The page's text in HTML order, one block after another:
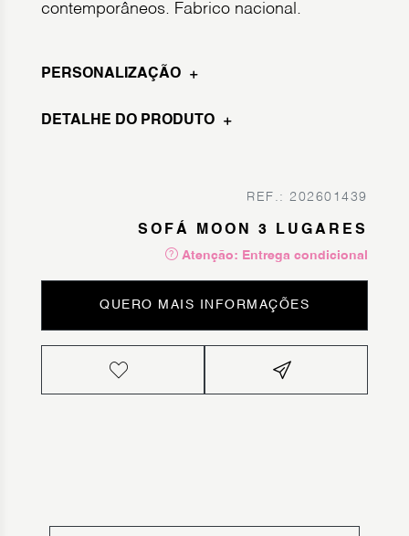
contemporâneos. Fabrico nacional.
PERSONALIZAÇÃO
DETALHE DO PRODUTO
REF.: 202601439
SOFÁ MOON 3 LUGARES
Atenção: Entrega condicional
QUERO MAIS INFORMAÇÕES